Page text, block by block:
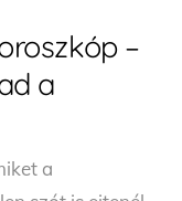
–
a
a